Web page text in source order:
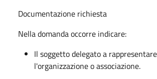
Documentazione richiesta
Nella domanda occorre indicare:
Il soggetto delegatoa rappresentare
l'organizzazione o associazione.